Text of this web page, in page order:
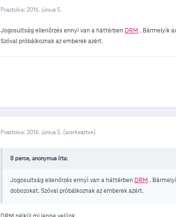
Posztolva: 2016. június 5.
Jogosultság ellenőrzés ennyi van a háttérben DRM . Bármelyik
Szóval próbálkoznak az emberek azért.
Posztolva: 2016. június 5. (szerkesztve)
8 perce, anonymus írta:
Jogosultság ellenőrzés ennyi van a háttérben DRM .
dobozokat. Szóval próbálkoznak az emberek azért.